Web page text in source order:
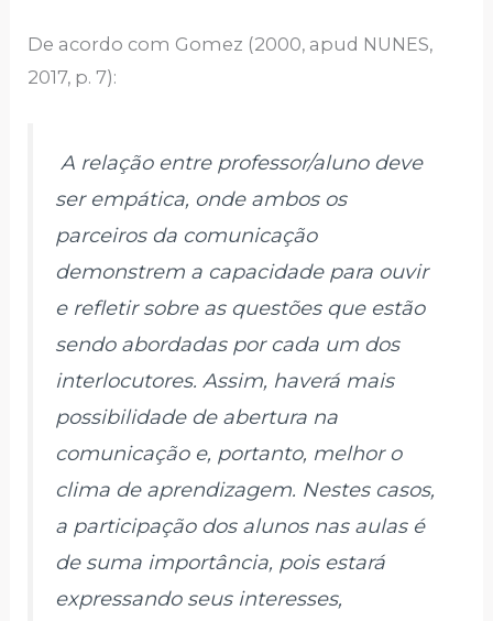
De acordo com Gomez (2000, apud NUNES,
2017, p. 7):
A relação entre professor/aluno deve
ser empática, onde ambos os
parceiros da comunicação
demonstrem a capacidade para ouvir
e refletir sobre as questões que estão
sendo abordadas por cada um dos
interlocutores. Assim, haverá mais
possibilidade de abertura na
comunicação e, portanto, melhor o
clima de aprendizagem. Nestes casos,
a participação dos alunos nas aulas é
de suma importância, pois estará
expressando seus interesses,